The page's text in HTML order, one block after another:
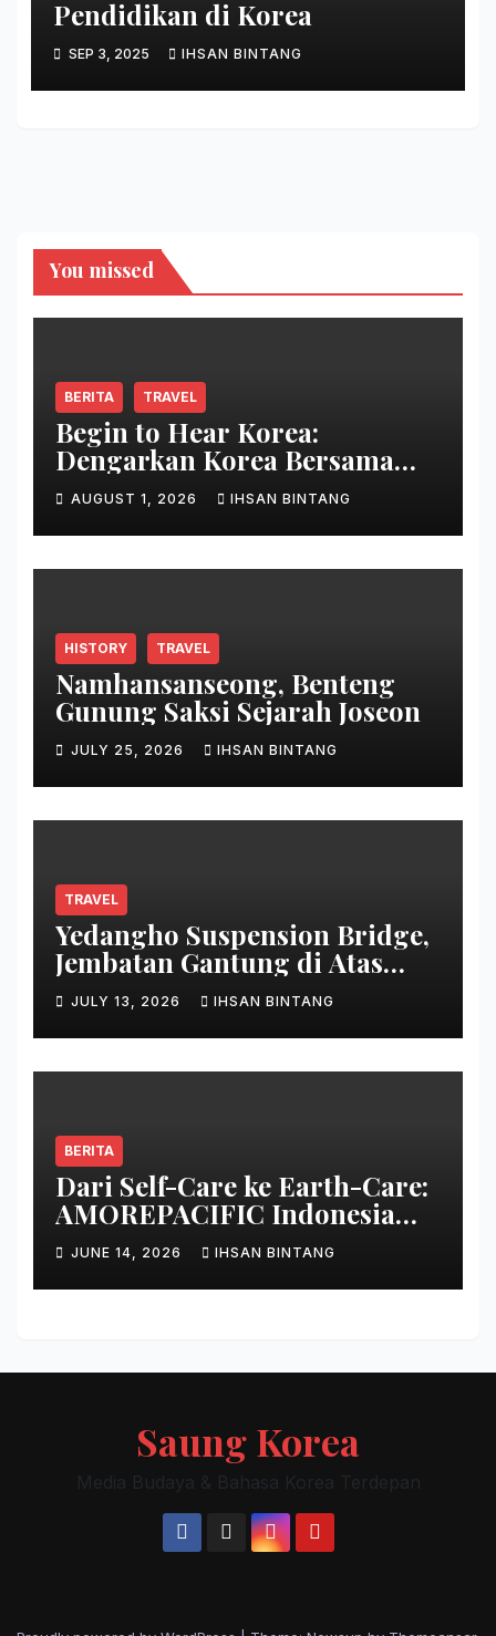
Pendidikan di Korea
SEP 3, 2025 IHSAN BINTANG
You missed
BERITA TRAVEL
Begin to Hear Korea:
Dengarkan Korea Bersama
Park Bo Gum
AUGUST 1, 2026 IHSAN BINTANG
HISTORY TRAVEL
Namhansanseong, Benteng
Gunung Saksi Sejarah Joseon
JULY 25, 2026 IHSAN BINTANG
TRAVEL
Yedangho Suspension Bridge,
Jembatan Gantung di Atas
Danau
JULY 13, 2026 IHSAN BINTANG
BERITA
Dari Self-Care ke Earth-Care:
AMOREPACIFIC Indonesia
Ciptakan Gerakan
Keberlanjutan Baru di Bali
JUNE 14, 2026 IHSAN BINTANG
Saung Korea
Media Budaya & Bahasa Korea Terdepan